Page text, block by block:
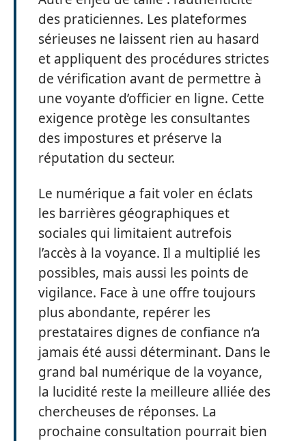
des praticiennes. Les plateformes
sérieuses ne laissent rien au hasard
et appliquent des procédures strictes
de vérification avant de permettre à
une voyante d’officier en ligne. Cette
exigence protège les consultantes
des impostures et préserve la
réputation du secteur.
Le numérique a fait voler en éclats
les barrières géographiques et
sociales qui limitaient autrefois
l’accès à la voyance. Il a multiplié les
possibles, mais aussi les points de
vigilance. Face à une offre toujours
plus abondante, repérer les
prestataires dignes de confiance n’a
jamais été aussi déterminant. Dans le
grand bal numérique de la voyance,
la lucidité reste la meilleure alliée des
chercheuses de réponses. La
prochaine consultation pourrait bien